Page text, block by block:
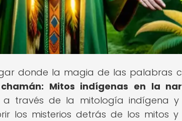
donde la magia de las palabras
Mitos indígenas en la
a través de la mitología indígena
los misterios detrás de los mitos